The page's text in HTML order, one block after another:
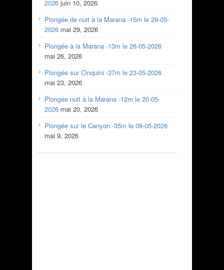
2026 juin 10, 2026
Plongée de nuit à la Marana -15m le 29-05-
2026 mai 29, 2026
Plongée à la Marana -13m le 26-05-2026
mai 26, 2026
Plongée sur Cinquini -37m le 23-05-2026
mai 23, 2026
Plongée nuit à la Marana -12m le 20-05-
2026 mai 20, 2026
Plongée sur le Canyon -35m le 09-05-2026
mai 9, 2026